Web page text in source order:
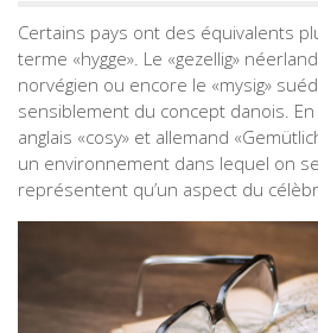
Certains pays ont des équivalents
terme «hygge». Le «gezellig»
norvégien ou encore le «mysig»
sensiblement du concept danois.
anglais «cosy» et allemand
un environnement dans lequel on
représentent qu’un aspect du